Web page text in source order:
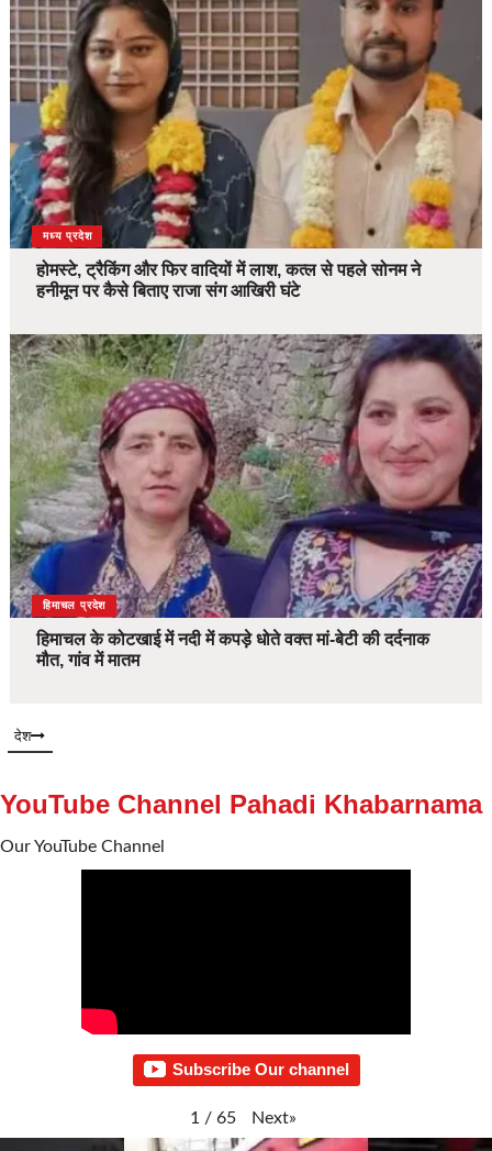
देश
मध्य प्रदेश
होमस्टे, ट्रैकिंग और फिर वादियों में लाश, कत्ल से पहले सोनम ने
हनीमून पर कैसे बिताए राजा संग आखिरी घंटे
देश
हिमाचल प्रदेश
हिमाचल के कोटखाई में नदी में कपड़े धोते वक्त मां-बेटी की दर्दनाक
मौत, गांव में मातम
देश
YouTube Channel Pahadi Khabarnama
Our YouTube Channel
Subscribe Our channel
1 / 65 Next»